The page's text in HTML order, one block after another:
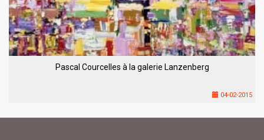
Pascal Courcelles à la galerie Lanzenberg
04-02-2015